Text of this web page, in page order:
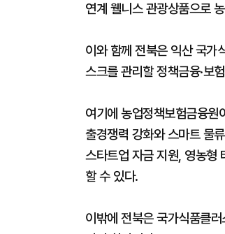
연계 웰니스 관광상품으로
이와 함께 전북은 익산 국가
스크를 관리할 정책금융·보
여기에 농업정책보험금융원
출경쟁력 강화와 스마트 물
스타트업 자금 지원, 영농형
할 수 있다.
이밖에 전북은 국가식품클